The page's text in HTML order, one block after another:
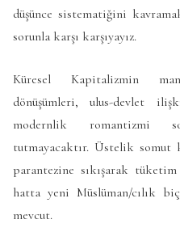
düşünce sistematiğini
sorunla karşı karşıyayız.
Küresel Kapitalizmin
dönüşümleri, ulus-devlet
modernlik romantizmi
tutmayacaktır. Üstelik somut
parantezine sıkışarak
hatta yeni Müslüman/cılık
mevcut.